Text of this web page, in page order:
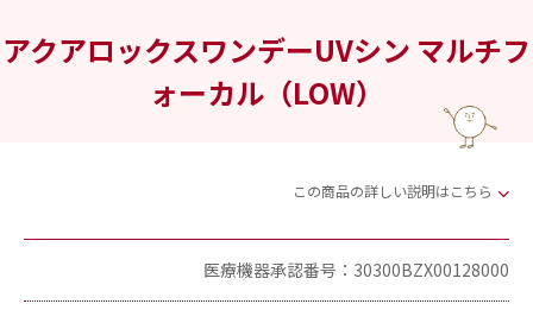
アクアロックスワンデーUVシン マルチフ
ォーカル（LOW）
この商品の詳しい説明はこちら
医療機器承認番号：30300BZX00128000